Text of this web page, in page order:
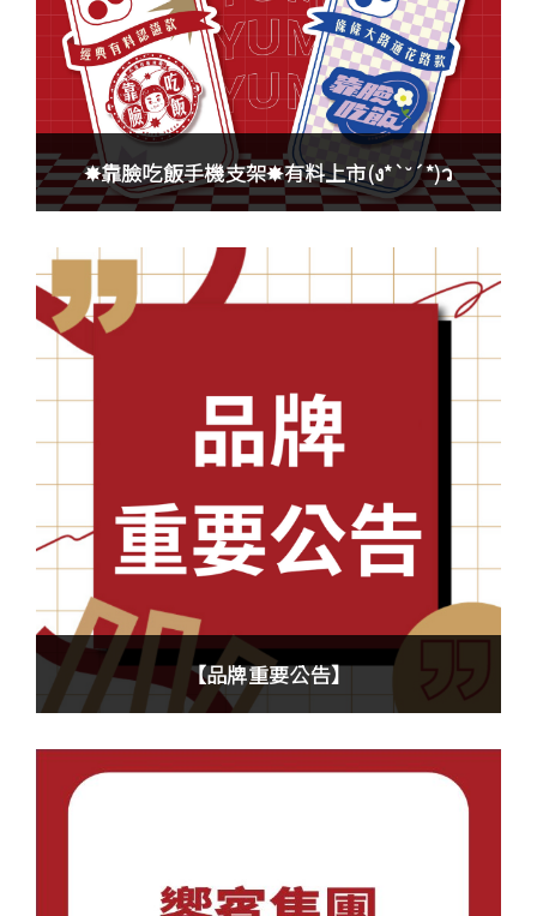
✸靠臉吃飯手機支架✸有料上市(ง*`˘´*)ว
【品牌重要公告】